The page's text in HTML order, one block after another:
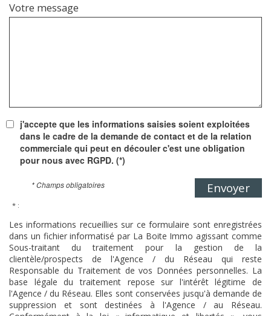
Votre message
j'accepte que les informations saisies soient exploitées
dans le cadre de la demande de contact et de la relation
commerciale qui peut en découler c'est une obligation
pour nous avec RGPD. (*)
Envoyer
* Champs obligatoires
* :
Les informations recueillies sur ce formulaire sont enregistrées
dans un fichier informatisé par La Boite Immo agissant comme
Sous-traitant du traitement pour la gestion de la
clientèle/prospects de l'Agence / du Réseau qui reste
Responsable du Traitement de vos Données personnelles. La
base légale du traitement repose sur l'intérêt légitime de
l'Agence / du Réseau. Elles sont conservées jusqu'à demande de
suppression et sont destinées à l'Agence / au Réseau.